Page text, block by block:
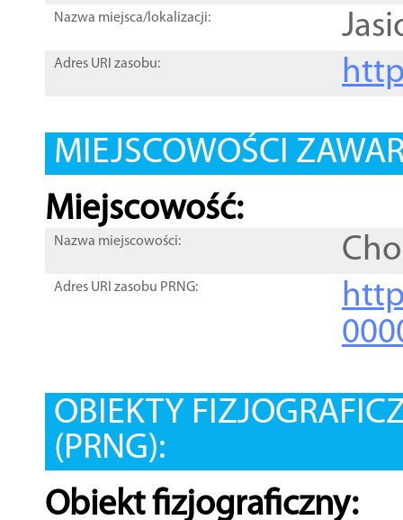
Nazwa miejsca/lokalizacji:
Adres URI zasobu:
MIEJSCOWOŚCI
Miejscowość:
Nazwa miejscowości:
Adres URI zasobu PRNG:
OBIEKTY
(PRNG):
Obiekt fizjograficzny: